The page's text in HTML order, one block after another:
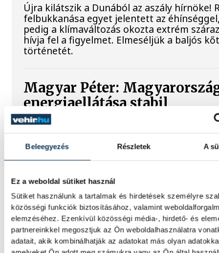
Beleegyezés Részletek A
Ez a weboldal sütiket használ
Sütiket használunk a tartalmak és hirdetések személyre
közösségi funkciók biztosításához, valamint
elemzéséhez. Ezenkívül közösségi média-, hirdető- és
partnereinkkel megosztjuk az Ön weboldalhasználatra
adatait, akik kombinálhatják az adatokat más olyan
Újra kilátszik a Dunából az aszály hírnöke!
felbukkanása egyet jelentett az
pedig a klímaváltozás okozta extrém
hívja fel a figyelmet. Elmeséljük a baljós
történetét.
Magyar Péter:
energiaellátása stabil
Jelenleg stabil Magyarország
paksi erőmű munkatársai azon dolgoznak,
utolsó még termelő turbina hibamentesen
működjön - közölte a miniszterelnök a
Játék közben fedezik fel a
tudomány világát a
gyerekek